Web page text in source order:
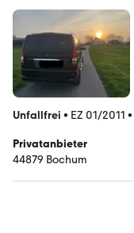
Unfallfrei • EZ 01/2011 •
Privatanbieter
44879 Bochum